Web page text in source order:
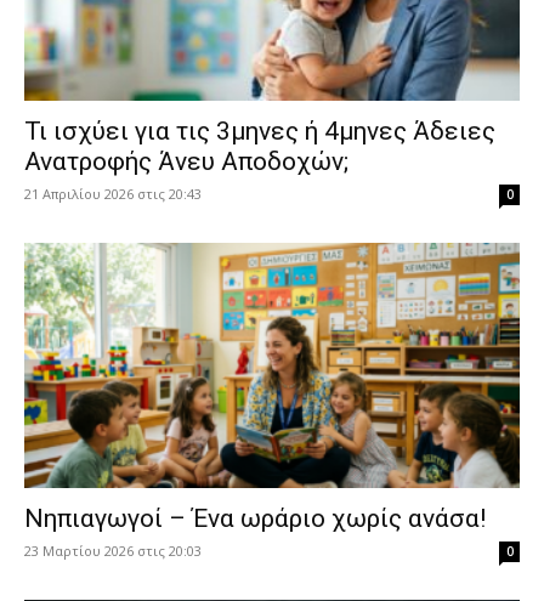
​Τι ισχύει για τις 3μηνες ή 4μηνες Άδειες
Ανατροφής Άνευ Αποδοχών;
21 Απριλίου 2026 στις 20:43 0
Νηπιαγωγοί – Ένα ωράριο χωρίς ανάσα!
23 Μαρτίου 2026 στις 20:03 0